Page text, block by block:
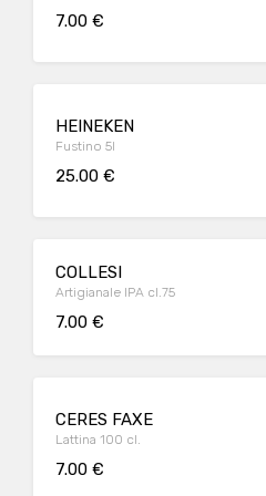
7.00 €
HEINEKEN
Fustino 5l
25.00 €
COLLESI
Artigianale IPA cl.75
7.00 €
CERES FAXE
Lattina 100 cl.
7.00 €